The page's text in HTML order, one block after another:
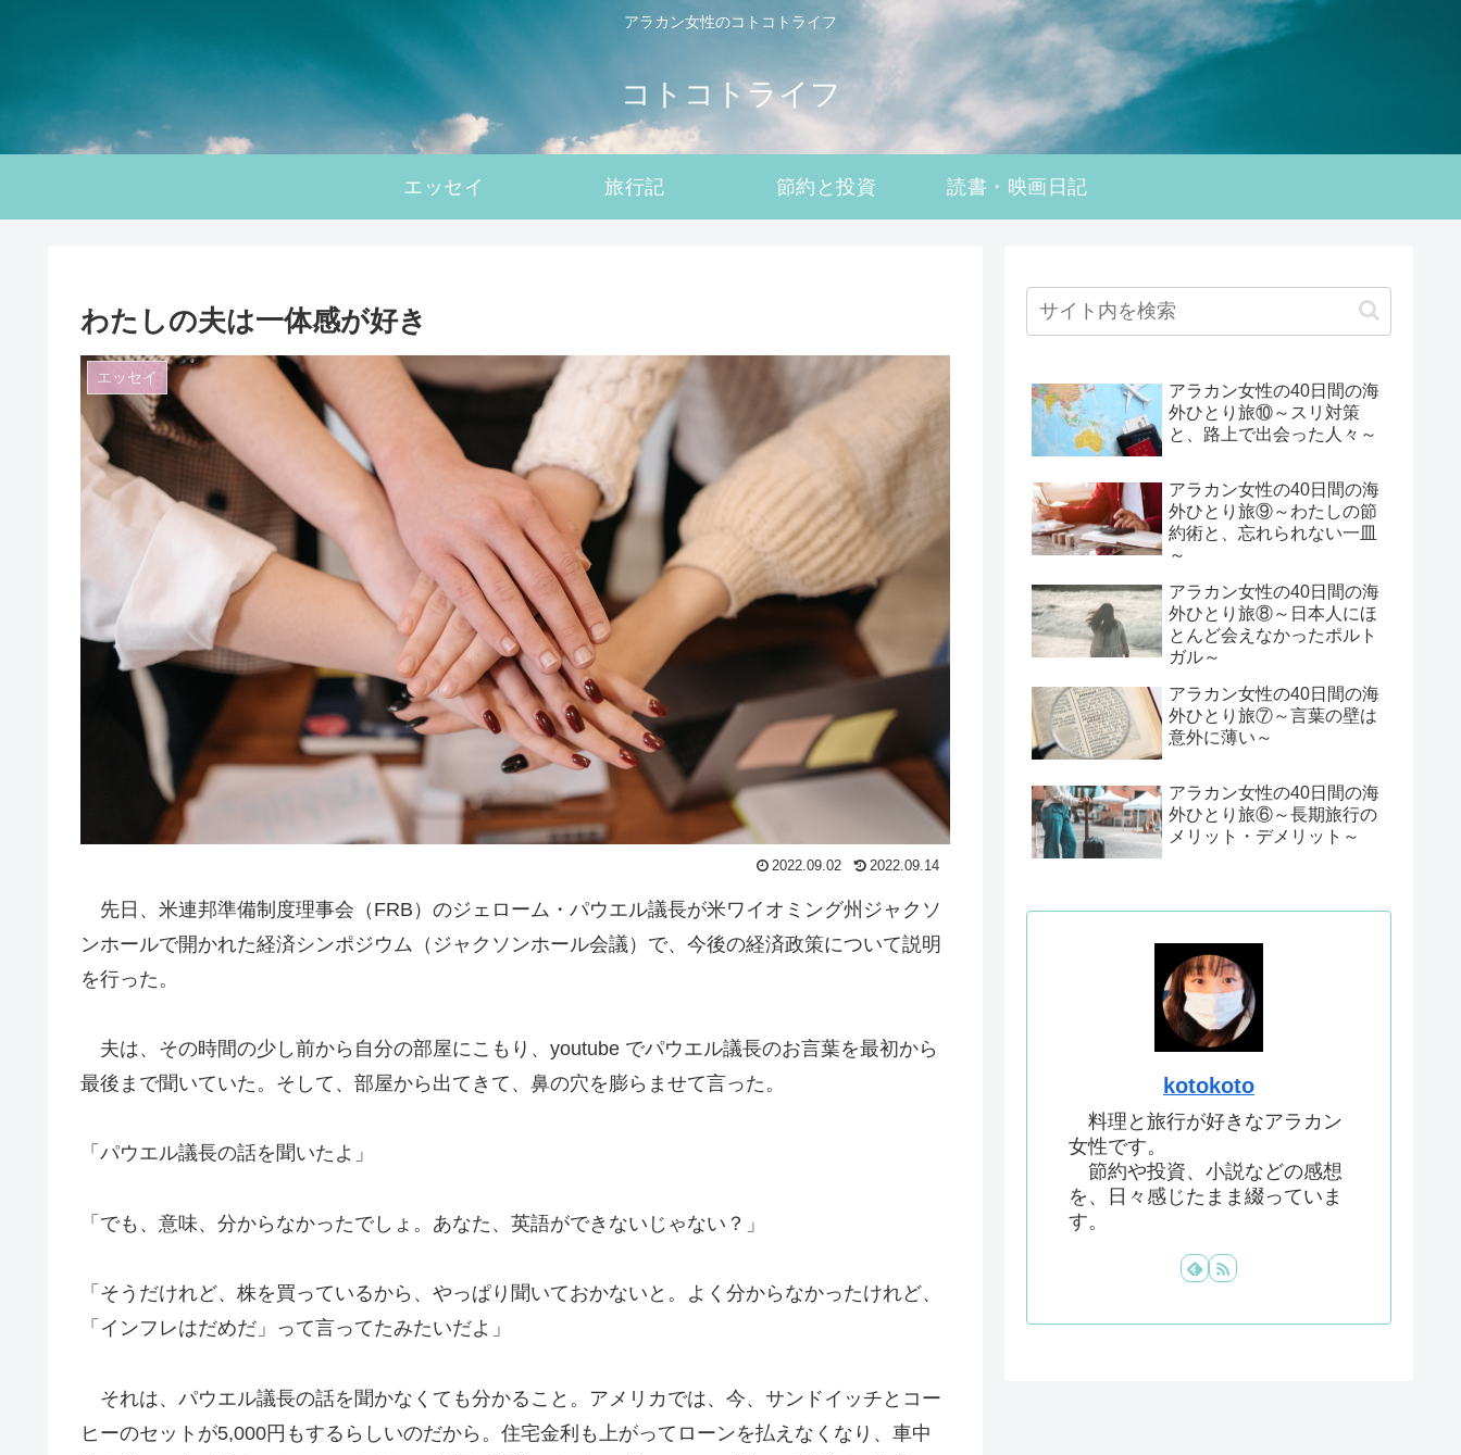
アラカン女性のコトコトライフ
コトコトライフ
エッセイ 旅行記 節約と投資 読書・映画日記
わたしの夫は一体感が好き
エッセイ
2022.09.02 2022.09.14
先日、米連邦準備制度理事会（FRB）のジェローム・パウエル議長が米ワイオミング州ジャクソ
ンホールで開かれた経済シンポジウム（ジャクソンホール会議）で、今後の経済政策について説明
を行った。
夫は、その時間の少し前から自分の部屋にこもり、youtube でパウエル議長のお言葉を最初から
最後まで聞いていた。そして、部屋から出てきて、鼻の穴を膨らませて言った。
「パウエル議長の話を聞いたよ」
「でも、意味、分からなかったでしょ。あなた、英語ができないじゃない？」
「そうだけれど、株を買っているから、やっぱり聞いておかないと。よく分からなかったけれど、
「インフレはだめだ」って言ってたみたいだよ」
それは、パウエル議長の話を聞かなくても分かること。アメリカでは、今、サンドイッチとコー
ヒーのセットが5,000円もするらしいのだから。住宅金利も上がってローンを払えなくなり、車中
アラカン女性の40日間の海
外ひとり旅⑩～スリ対策
と、路上で出会った人々～
アラカン女性の40日間の海
外ひとり旅⑨～わたしの節
約術と、忘れられない一皿
～
アラカン女性の40日間の海
外ひとり旅⑧～日本人にほ
とんど会えなかったポルト
ガル～
アラカン女性の40日間の海
外ひとり旅⑦～言葉の壁は
意外に薄い～
アラカン女性の40日間の海
外ひとり旅⑥～長期旅行の
メリット・デメリット～
kotokoto
料理と旅行が好きなアラカン
女性です。
節約や投資、小説などの感想
を、日々感じたまま綴っていま
す。